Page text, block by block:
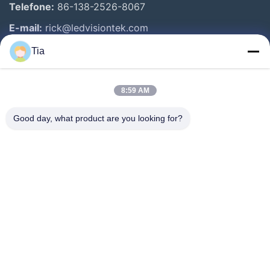
Telefone: 86-138-2526-8067
E-mail: rick@ledvisiontek.com
Links Rápidos
Produtos
Tia
8:59 AM
Good day, what product are you looking for?